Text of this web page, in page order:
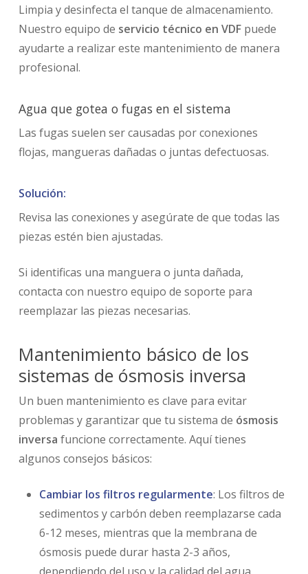
Limpia y desinfecta el tanque de almacenamiento.
Nuestro equipo de servicio técnico en VDFpuede
ayudarte a realizar este mantenimiento de manera
profesional.
Agua que gotea o fugas en el sistema
Las fugas suelen ser causadas por conexiones
flojas, mangueras dañadas o juntas defectuosas.
Solución:
Revisa las conexiones y asegúrate de que todas las
piezas estén bien ajustadas.
Si identificas una manguera o junta dañada,
contacta con nuestro equipo de soporte para
reemplazar las piezas necesarias.
Mantenimiento básico de los
sistemas de ósmosis inversa
Un buen mantenimiento es clave para evitar
problemas y garantizar que tu sistema de ósmosis
inversa funcione correctamente. Aquí tienes
algunos consejos básicos:
Cambiar los filtros regularmente: Los filtros de
sedimentos y carbón deben reemplazarse cada
6-12 meses, mientras que la membrana de
ósmosis puede durar hasta 2-3 años,